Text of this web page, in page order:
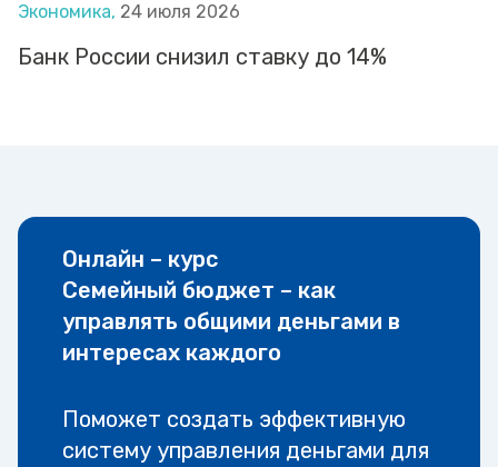
Экономика, 24 июля 2026
Банк России снизил ставку до 14%
Онлайн – курс
Семейный бюджет – как
управлять общими деньгами в
интересах каждого
Поможет создать эффективную
систему управления деньгами для